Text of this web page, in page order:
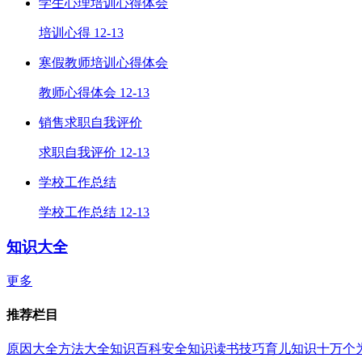
学生心理培训心得体会
培训心得 12-13
寒假教师培训心得体会
教师心得体会 12-13
销售求职自我评价
求职自我评价 12-13
学校工作总结
学校工作总结 12-13
知识大全
更多
推荐栏目
原因大全方法大全知识百科安全知识读书技巧育儿知识十万个